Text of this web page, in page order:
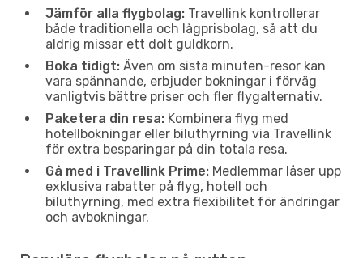
Jämför alla flygbolag: Travellink kontrollerar
både traditionella och lågprisbolag, så att du
aldrig missar ett dolt guldkorn.
Boka tidigt: Även om sista minuten-resor kan
vara spännande, erbjuder bokningar i förväg
vanligtvis bättre priser och fler flygalternativ.
Paketera din resa: Kombinera flyg med
hotellbokningar eller biluthyrning via Travellink
för extra besparingar på din totala resa.
Gå med i Travellink Prime: Medlemmar låser upp
exklusiva rabatter på flyg, hotell och
biluthyrning, med extra flexibilitet för ändringar
och avbokningar.